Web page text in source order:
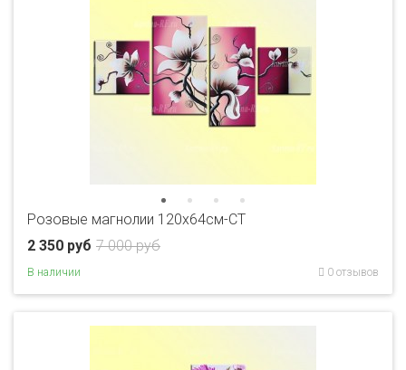
Розовые магнолии 120х64см-CT
7 000 руб
2 350 руб
В наличии 0 отзывов